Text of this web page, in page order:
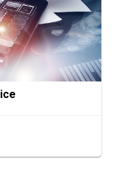
部署2027：AI智
增长新布局